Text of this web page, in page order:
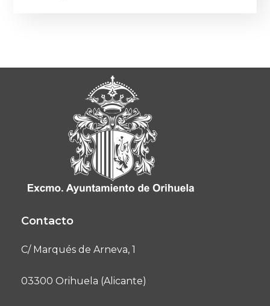
Contacto
C/ Marqués de Arneva, 1
03300 Orihuela (Alicante)